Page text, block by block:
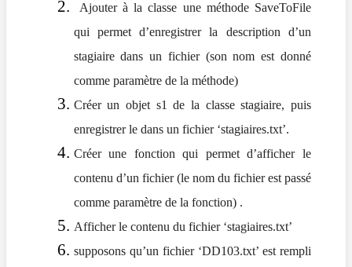
Ajouter à la classe une méthode SaveToFile
qui permet d’enregistrer la description d’un
stagiaire dans un fichier (son nom est donné
comme paramètre de la méthode)
Créer un objet s1 de la classe stagiaire, puis
enregistrer le dans un fichier ‘stagiaires.txt’.
Créer une fonction qui permet d’afficher le
contenu d’un fichier (le nom du fichier est passé
comme paramètre de la fonction) .
Afficher le contenu du fichier ‘stagiaires.txt’
supposons qu’un fichier ‘DD103.txt’ est rempli